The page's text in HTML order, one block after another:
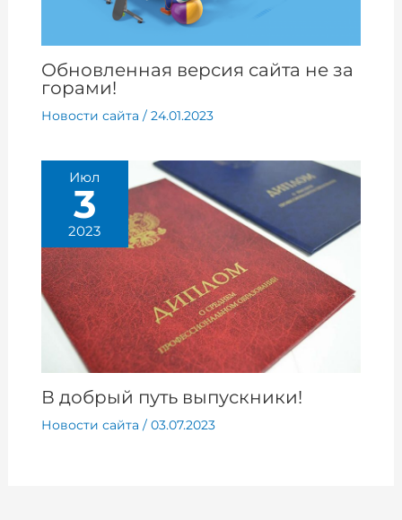
Обновленная версия сайта не за
горами!
Новости сайта / 24.01.2023
Июл
3
2023
В добрый путь выпускники!
Новости сайта / 03.07.2023